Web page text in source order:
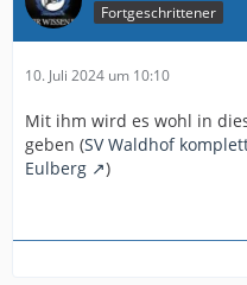
Fortgeschrittener
10. Juli 2024 um 10:10
Mit ihm wird es wohl in
geben (SV Waldhof
Eulberg
)